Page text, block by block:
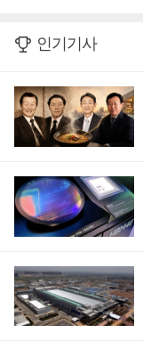
인기기사